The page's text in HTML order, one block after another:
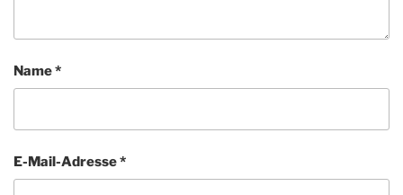
Name*
E-Mail-Adresse*